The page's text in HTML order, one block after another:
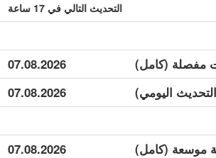
التحديث التالي في 17 ساعة
07.08.2026
07.08.2026
07.08.2026